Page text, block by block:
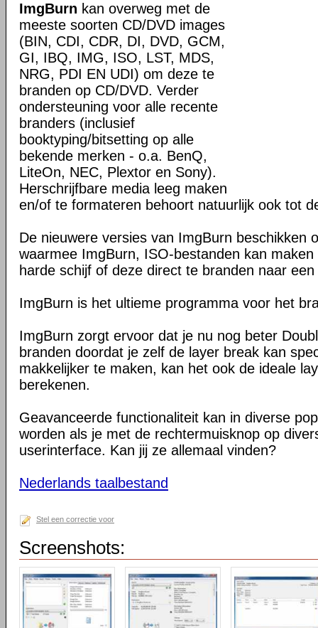
ImgBurn kan overweg met de
meeste soorten CD/DVD images
(BIN, CDI, CDR, DI, DVD, GCM,
GI, IBQ, IMG, ISO, LST, MDS,
NRG, PDI EN UDI) om deze te
branden op CD/DVD. Verder
ondersteuning voor alle recente
branders (inclusief
booktyping/bitsetting op alle
bekende merken - o.a. BenQ,
LiteOn, NEC, Plextor en Sony).
Herschrijfbare media leeg maken
en/of te formateren behoort natuurlijk ook tot
De nieuwere versies van ImgBurn beschikken
waarmee ImgBurn, ISO-bestanden kan
harde schijf of deze direct te branden naar
ImgBurn is het ultieme programma voor het
ImgBurn zorgt ervoor dat je nu nog beter
branden doordat je zelf de layer break kan
makkelijker te maken, kan het ook de ideale
berekenen.
Geavanceerde functionaliteit kan in diverse
worden als je met de rechtermuisknop op
userinterface. Kan jij ze allemaal vinden?
Nederlands taalbestand
Stel een correctie voor
Screenshots: